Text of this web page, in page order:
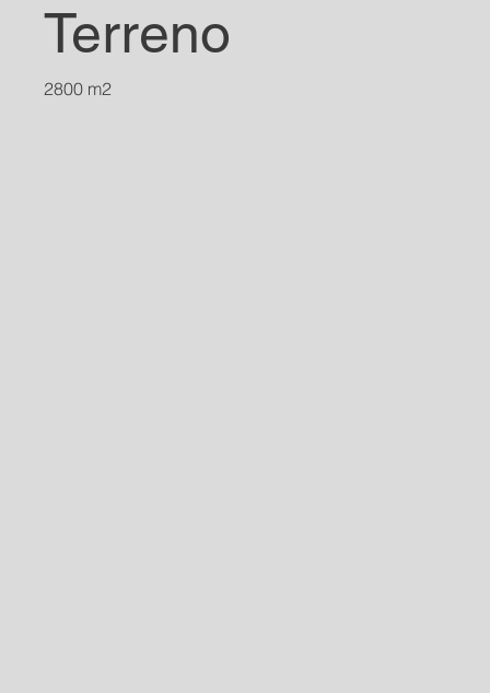
2800 m2
Terreno